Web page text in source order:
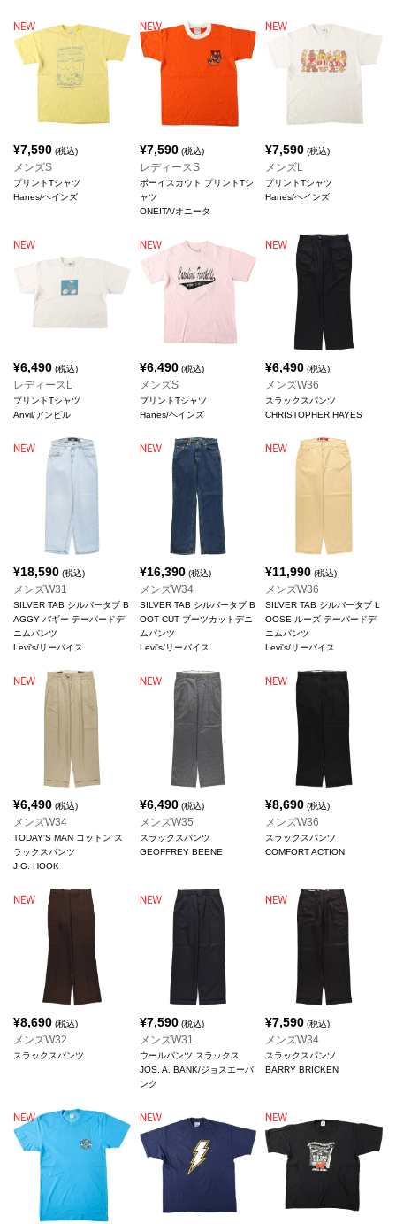
¥7,590 (税込)
メンズS
プリントTシャツ
Hanes/ヘインズ
¥7,590(税込)
レディースS
ボーイスカウト プリントTシ
ャツ
ONEITA/オニータ
¥7,590 (税込)
メンズL
プリントTシャツ
Hanes/ヘインズ
¥6,490 (税込)
レディースL
プリントTシャツ
Anvil/アンビル
¥6,490(税込)
メンズS
プリントTシャツ
Hanes/ヘインズ
¥6,490 (税込)
メンズW36
スラックスパンツ
CHRISTOPHER HAYES
¥18,590 (税込)
メンズW31
SILVER TAB シルバータブ B
AGGY バギー テーパードデ
ニムパンツ
Levi's/リーバイス
¥16,390(税込)
メンズW34
SILVER TAB シルバータブ B
OOT CUT ブーツカットデニ
ムパンツ
Levi's/リーバイス
¥11,990 (税込)
メンズW36
SILVER TAB シルバータブ L
OOSE ルーズ テーパードデ
ニムパンツ
Levi's/リーバイス
¥6,490 (税込)
メンズW34
TODAY'S MAN コットン ス
ラックスパンツ
J.G. HOOK
¥6,490(税込)
メンズW35
スラックスパンツ
GEOFFREY BEENE
¥8,690 (税込)
メンズW36
スラックスパンツ
COMFORT ACTION
¥8,690 (税込)
メンズW32
スラックスパンツ
¥7,590(税込)
メンズW31
ウールパンツ スラックス
JOS. A. BANK/ジョスエーバ
ンク
¥7,590 (税込)
メンズW34
スラックスパンツ
BARRY BRICKEN